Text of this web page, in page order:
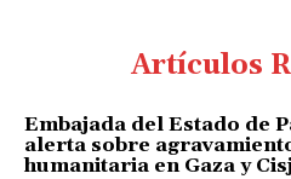
Artículos
Embajada del Estado de
alerta sobre
humanitaria en Gaza y